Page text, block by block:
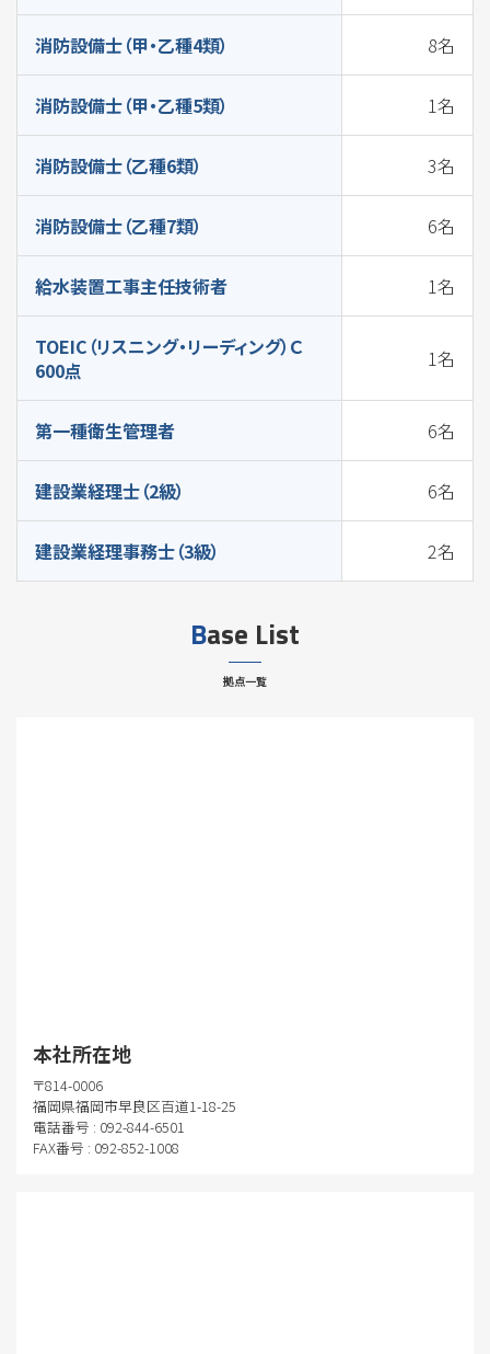
消防設備士（甲・乙種4類） 8名
消防設備士（甲・乙種5類） 1名
消防設備士（乙種6類） 3名
消防設備士（乙種7類） 6名
給水装置工事主任技術者 1名
TOEIC（リスニング・リーディング）Ｃ
600点
1名
第一種衛生管理者 6名
建設業経理士（2級） 6名
建設業経理事務士（3級） 2名
Base List
拠点一覧
本社所在地
〒814-0006
福岡県福岡市早良区百道1-18-25
電話番号 : 092-844-6501
FAX番号 : 092-852-1008